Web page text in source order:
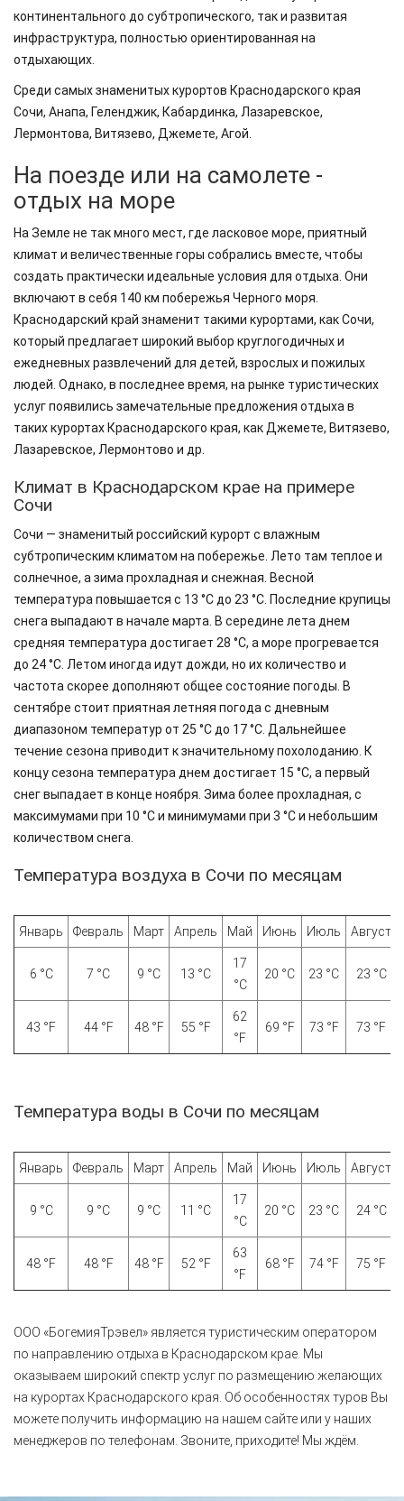
континентального до субтропического, так и развитая
инфраструктура, полностью ориентированная на
отдыхающих.
Среди самых знаменитых курортов Краснодарского края
Сочи, Анапа, Геленджик, Кабардинка, Лазаревское,
Лермонтова, Витязево, Джемете, Агой.
На поезде или на самолете -
отдых на море
На Земле не так много мест, где ласковое море, приятный
климат и величественные горы собрались вместе, чтобы
создать практически идеальные условия для отдыха. Они
включают в себя 140 км побережья Черного моря.
Краснодарский край знаменит такими курортами, как Сочи,
который предлагает широкий выбор круглогодичных и
ежедневных развлечений для детей, взрослых и пожилых
людей. Однако, в последнее время, на рынке туристических
услуг появились замечательные предложения отдыха в
таких курортах Краснодарского края, как Джемете, Витязево,
Лазаревское, Лермонтово и др.
Климат в Краснодарском крае на примере
Сочи
Сочи — знаменитый российский курорт с влажным
субтропическим климатом на побережье. Лето там теплое и
солнечное, а зима прохладная и снежная. Весной
температура повышается с 13 °C до 23 °C. Последние крупицы
снега выпадают в начале марта. В середине лета днем
средняя температура достигает 28 °C, а море прогревается
до 24 °C. Летом иногда идут дожди, но их количество и
частота скорее дополняют общее состояние погоды. В
сентябре стоит приятная летняя погода с дневным
диапазоном температур от 25 °C до 17 °C. Дальнейшее
течение сезона приводит к значительному похолоданию. К
концу сезона температура днем достигает 15 °C, а первый
снег выпадает в конце ноября. Зима более прохладная, с
максимумами при 10 °C и минимумами при 3 °C и небольшим
количеством снега.
Температура воздуха в Сочи по месяцам
Январь Февраль Март Апрель Май Июнь Июль Август
6 °C 7 °C 9 °C 13 °C
17
°C
20 °C 23 °C 23 °C
43 °F 44 °F 48 °F 55 °F
62
°F
69 °F 73 °F 73 °F
Температура воды в Сочи по месяцам
Январь Февраль Март Апрель Май Июнь Июль Август
9 °C 9 °C 9 °C 11 °C
17
°C
20 °C 23 °C 24 °C
48 °F 48 °F 48 °F 52 °F
63
°F
68 °F 74 °F 75 °F
ООО «БогемияТрэвел» является туристическим оператором
по направлению отдыха в Краснодарском крае. Мы
оказываем широкий спектр услуг по размещению желающих
на курортах Краснодарского края. Об особенностях туров Вы
можете получить информацию на нашем сайте или у наших
менеджеров по телефонам. Звоните, приходите! Мы ждём.